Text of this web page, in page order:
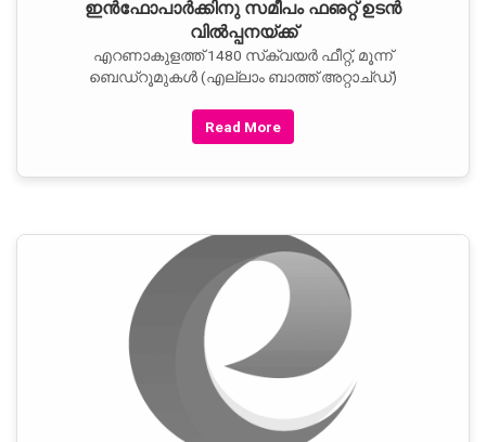
ഇന്‍ഫോപാര്‍ക്കിനു സമീപം ഫഌറ്റ് ഉടന്‍
വില്‍പ്പനയ്ക്ക്
എറണാകുളത്ത് 1480 സ്‌ക്വയര്‍ ഫീറ്റ്, മൂന്ന്
ബെഡ്‌റൂമുകള്‍ (എല്ലാം ബാത്ത് അറ്റാച്ഡ്)
Read More